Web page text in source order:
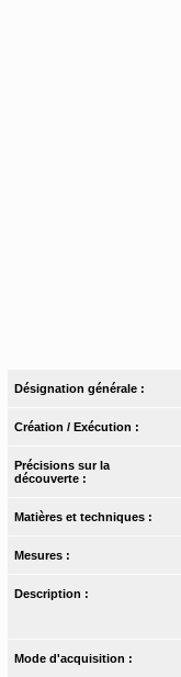
Désignation générale :
Création / Exécution :
Précisions sur la
découverte :
Matières et techniques :
Mesures :
Description :
Mode d'acquisition :